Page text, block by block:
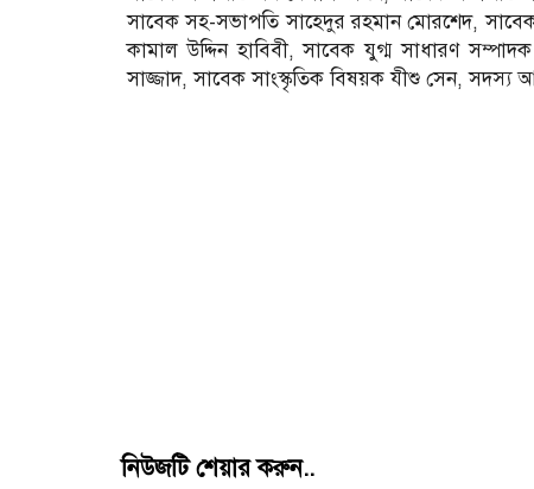
সাবেক সহ-সভাপতি সাহেদুর রহমান মোরশেদ,
কামাল উদ্দিন হাবিবী, সাবেক যুগ্ম সাধারণ
সাজ্জাদ, সাবেক সাংস্কৃতিক বিষয়ক যীশু সেন, সদস্য
নিউজটি শেয়ার করুন..